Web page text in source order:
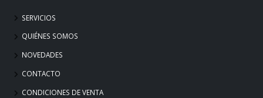
SERVICIOS
QUIÉNES SOMOS
NOVEDADES
CONTACTO
CONDICIONES DE VENTA